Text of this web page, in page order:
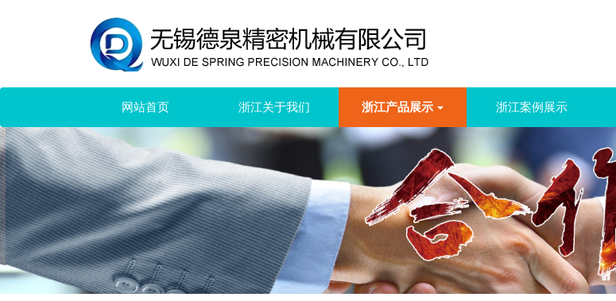
网站首页 浙江关于我们 浙江产品展示 浙江案例展示